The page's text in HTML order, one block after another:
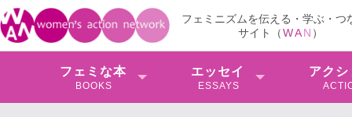
フェミニズムを伝える・学ぶ・つ
サイト（WAN ）
フェミな本
BOOKS
エッセイ
ESSAYS
アクシ